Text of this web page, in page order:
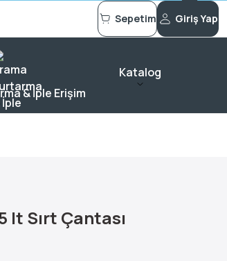
Sepetim Giriş Yap
& İple Erişim
Katalog
lt Sırt Çantası